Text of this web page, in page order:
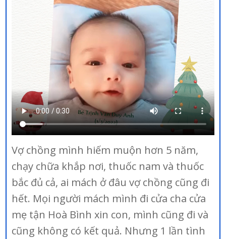
Vợ chồng mình hiếm muộn hơn 5 năm,
chạy chữa khắp nơi, thuốc nam và thuốc
bắc đủ cả, ai mách ở đâu vợ chồng cũng đi
hết. Mọi người mách mình đi cửa cha cửa
mẹ tận Hoà Bình xin con, mình cũng đi và
cũng không có kết quả. Nhưng 1 lần tình